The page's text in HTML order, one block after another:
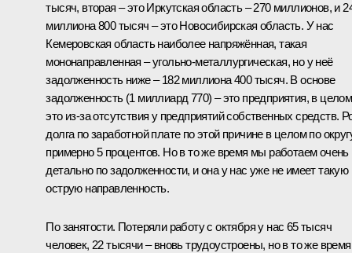
тысяч, вторая – это Иркутская область – 270 миллионов, и
миллиона 800 тысяч – это Новосибирская область. У нас
Кемеровская область наиболее напряжённая, такая
мононаправленная – угольно-металлургическая, но у неё
задолженность ниже – 182 миллиона 400 тысяч. В основе
задолженность (1 миллиард 770) – это предприятия, в целом
это из‑за отсутствия у предприятий собственных средств.
долга по заработной плате по этой причине в целом по
примерно 5 процентов. Но в то же время мы работаем очень
детально по задолженности, и она у нас уже не имеет такую
острую направленность.
По занятости. Потеряли работу с октября у нас 65 тысяч
человек, 22 тысячи – вновь трудоустроены, но в то же время